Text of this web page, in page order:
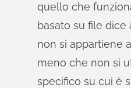
quello che
basato su file dice
non si appartiene
meno che non si
specifico su cui è